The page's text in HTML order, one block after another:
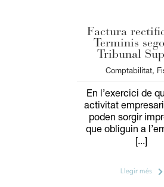
Factura
Terminis
Tribunal
Comptabilitat,
En l’exercici de
activitat
poden sorgir
que obliguin a
[...]
Llegir més